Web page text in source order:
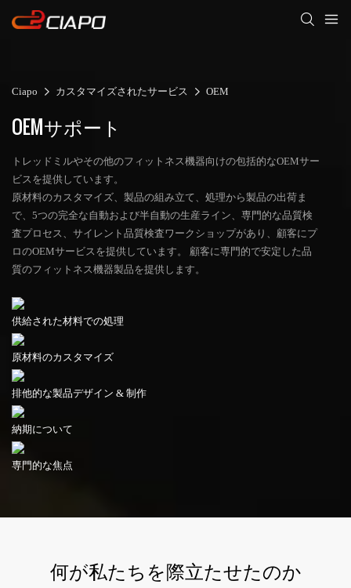
Ciapo カスタマイズされたサービス OEM
OEMサポート
トレッドミルやその他のフィットネス機器向けの包括的なOEMサー
ビスを提供しています。
原材料のカスタマイズ、製品の組み立て、処理から製品の出荷ま
で、5つの完全な自動および半自動の生産ライン、専門的な品質検
査プロセス、サイレント品質検査ワークショップがあり、顧客にプ
ロのOEMサービスを提供しています。 顧客に専門的で安定した品
質のフィットネス機器製品を提供します。
何が私たちを際立たせたのか